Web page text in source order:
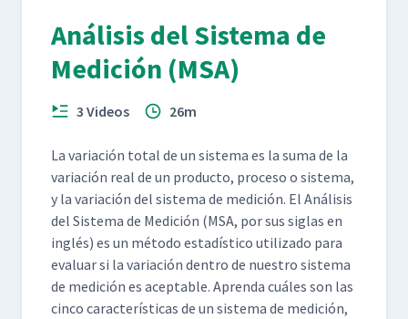
Análisis del Sistema de
Medición (MSA)
3 Videos 26m
La variación total de un sis­tema es la suma de la
variación real de un pro­duc­to, pro­ce­so o sis­tema,
y la variación del sis­tema de medición. El Análi­sis
del Sis­tema de Medición (MSA, por sus siglas en
inglés) es un méto­do estadís­ti­co uti­liza­do para
eval­u­ar si la variación den­tro de nue­stro sis­tema
de medición es acept­able. Apren­da cuáles son las
cin­co car­ac­terís­ti­cas de un sis­tema de medición,